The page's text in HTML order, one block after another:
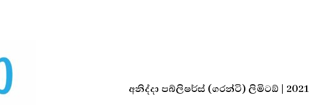
අනිද්දා පබ්ලිෂර්ස් (ගරන්ටි) ලිමිටඞ් | 2021